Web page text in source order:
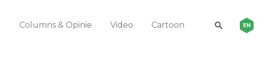
Columns & Opinie Video Cartoon EN